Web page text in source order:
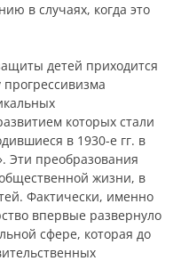
в случаях, когда это
детей приходится
которых стали
в 1930-е гг. в
Эти преобразования
жизни, в
Фактически, именно
впервые развернуло
сфере, которая до